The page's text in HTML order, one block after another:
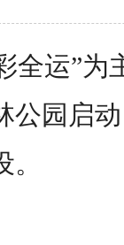
运”为
园启